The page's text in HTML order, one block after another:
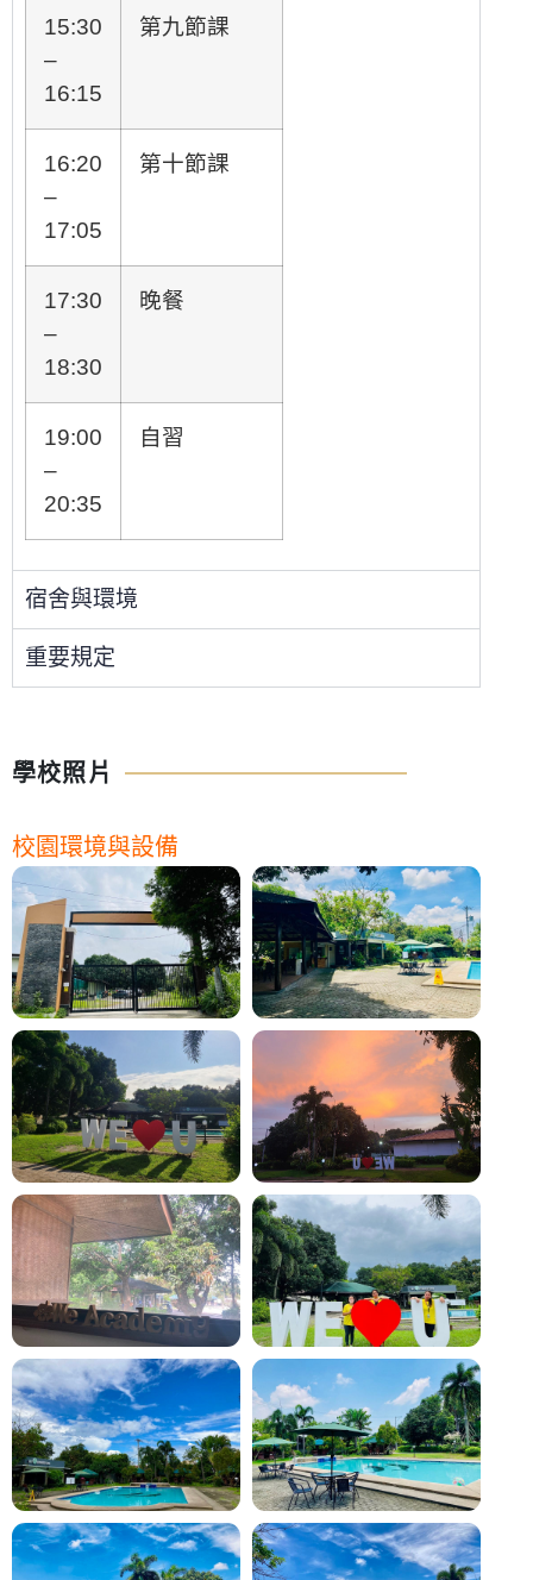
15:30
–
16:15
第九節課
16:20
–
17:05
第十節課
17:30
–
18:30
晚餐
19:00
–
20:35
自習
宿舍與環境
重要規定
學校照片
校園環境與設備